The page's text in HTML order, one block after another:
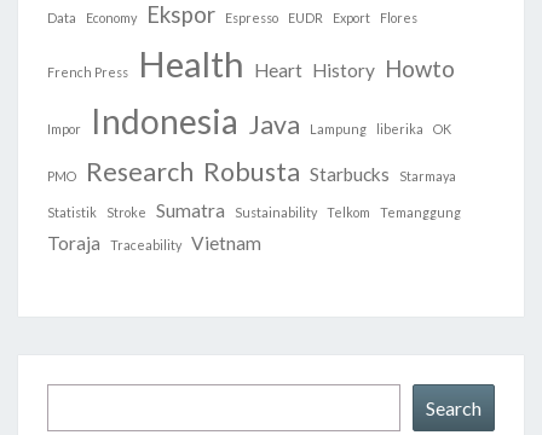
Data Economy Ekspor Espresso EUDR Export Flores
French Press Health Heart History Howto
Impor Indonesia Java Lampung liberika OK
PMO Research Robusta Starbucks Starmaya
Statistik Stroke Sumatra Sustainability Telkom Temanggung
Toraja Traceability Vietnam
Search